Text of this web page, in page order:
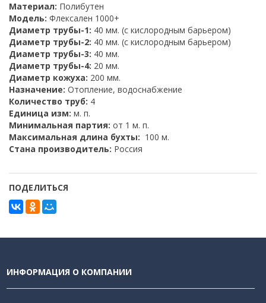
Материал: Полибутен
Модель: Флексален 1000+
Диаметр трубы-1: 40 мм. (с кислородным барьером)
Диаметр трубы-2: 40 мм. (с кислородным барьером)
Диаметр трубы-3: 40 мм.
Диаметр трубы-4: 20 мм.
Диаметр кожуха: 200 мм.
Назначение: Отопление, водоснабжение
Количество труб: 4
Единица изм: м. п.
Минимальная партия: от 1 м. п.
Максимальная длина бухты: 100 м.
Стана производитель: Россия
ПОДЕЛИТЬСЯ
ИНФОРМАЦИЯ О КОМПАНИИ